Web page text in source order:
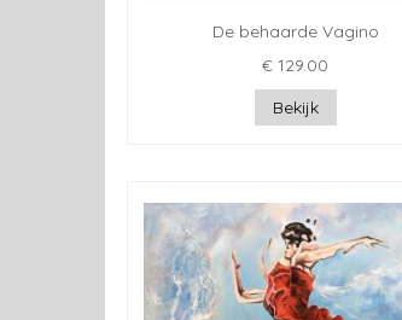
De behaarde Vagino
€ 129.00
Bekijk